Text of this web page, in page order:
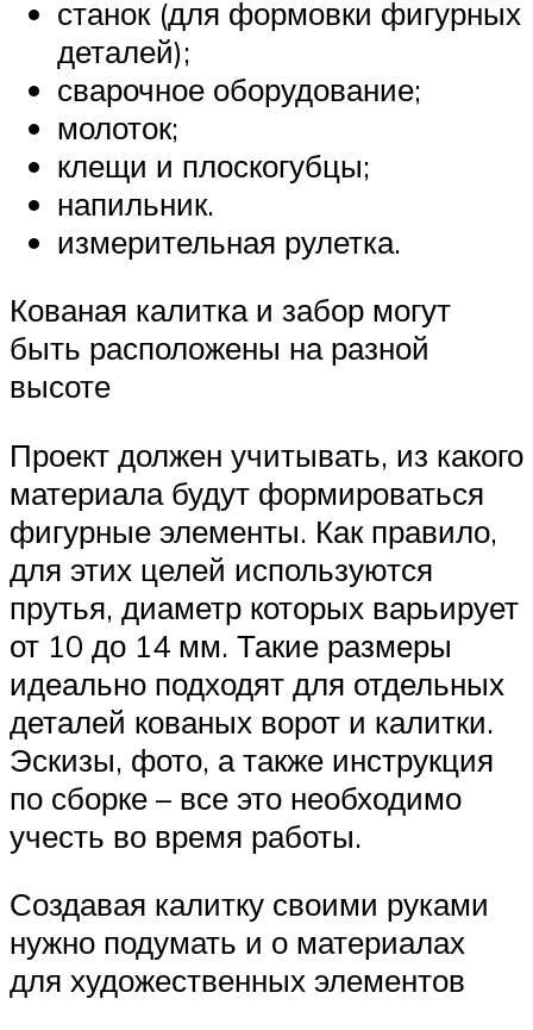
станок (для формовки фигурных
деталей);
сварочное оборудование;
молоток;
клещи и плоскогубцы;
напильник.
измерительная рулетка.
Кованая калитка и забор могут
быть расположены на разной
высоте
Проект должен учитывать, из какого
материала будут формироваться
фигурные элементы. Как правило,
для этих целей используются
прутья, диаметр которых варьирует
от 10 до 14 мм. Такие размеры
идеально подходят для отдельных
деталей кованых ворот и калитки.
Эскизы, фото, а также инструкция
по сборке – все это необходимо
учесть во время работы.
Создавая калитку своими руками
нужно подумать и о материалах
для художественных элементов